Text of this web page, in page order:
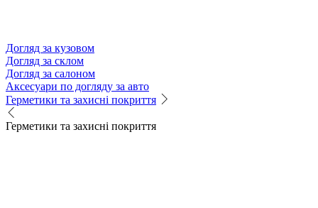
Догляд за кузовом
Догляд за склом
Догляд за салоном
Аксесуари по догляду за авто
Герметики та захисні покриття
Герметики та захисні покриття